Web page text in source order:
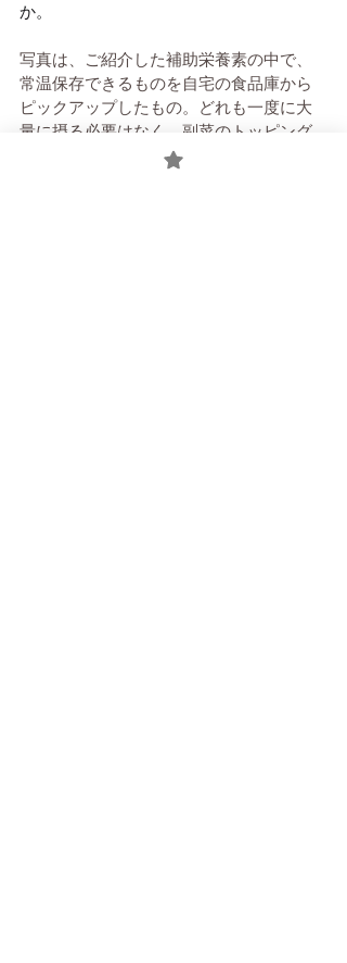
か。
写真は、ご紹介した補助栄養素の中で、
常温保存できるものを自宅の食品庫から
ピックアップしたもの。どれも一度に大
量に摂る必要はなく、副菜のトッピング
や汁物・煮物の具材として毎日のように